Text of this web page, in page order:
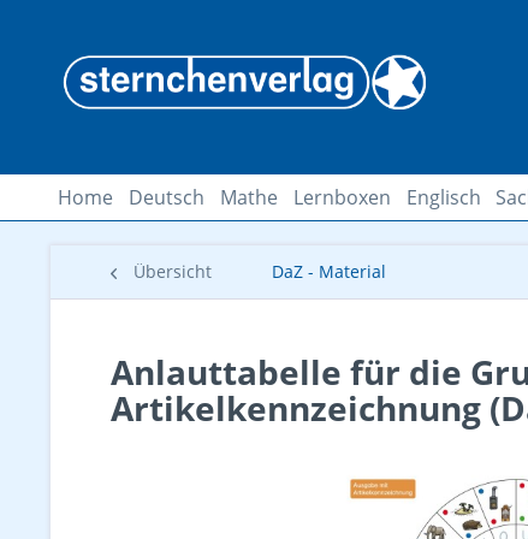
Home Deutsch Mathe Lernboxen Englisch
Übersicht DaZ - Material
Anlauttabelle für die
Artikelkennzeichnung